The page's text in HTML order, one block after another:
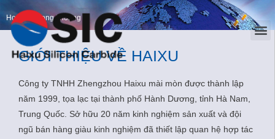
Home Trong khoảng
GIỚI THIỆU VỀ HAIXU
Công ty TNHH Zhengzhou Haixu mài mòn được thành lập
năm 1999, tọa lạc tại thành phố Hành Dương, tỉnh Hà Nam,
Trung Quốc. Sở hữu 20 năm kinh nghiệm sản xuất và đội
ngũ bán hàng giàu kinh nghiệm đã thiết lập quan hệ hợp tác